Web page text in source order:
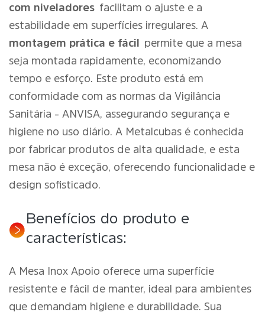
com niveladores facilitam o ajuste e a
estabilidade em superfícies irregulares. A
montagem prática e fácil
permite que a mesa
seja montada rapidamente, economizando
tempo e esforço. Este produto está em
conformidade com as normas da Vigilância
Sanitária - ANVISA, assegurando segurança e
higiene no uso diário. A Metalcubas é conhecida
por fabricar produtos de alta qualidade, e esta
mesa não é exceção, oferecendo funcionalidade e
design sofisticado.
Benefícios do produto e
características:
A Mesa Inox Apoio oferece uma superfície
resistente e fácil de manter, ideal para ambientes
que demandam higiene e durabilidade. Sua